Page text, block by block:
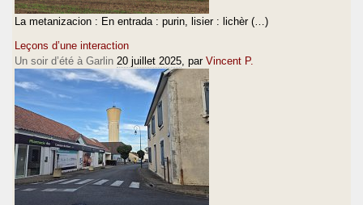
La metanizacion : En entrada : purin, lisier : lichèr (…)
Leçons d’une interaction
Un soir d’été à Garlin 20 juillet 2025 , par Vincent P.